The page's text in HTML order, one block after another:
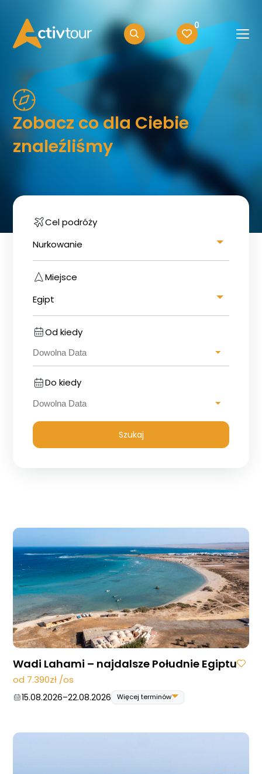
0
Zobacz co dla Ciebie
znaleźliśmy
Cel podróży
Nurkowanie
Miejsce
Egipt
Od kiedy
Do kiedy
Szukaj
Wadi Lahami – najdalsze Południe Egiptu
od 7.390zł /os
15.08.2026–22.08.2026 Więcej terminów